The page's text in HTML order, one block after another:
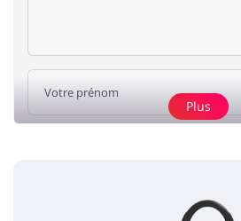
Pas d'éléments
Plus